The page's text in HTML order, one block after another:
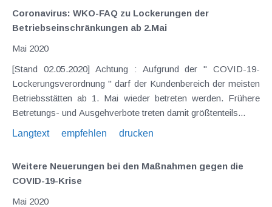
Coronavirus: WKO-FAQ zu Lockerungen der
Betriebseinschränkungen ab 2.Mai
Mai 2020
[Stand 02.05.2020] Achtung : Aufgrund der " COVID-19-
Lockerungsverordnung " darf der Kundenbereich der meisten
Betriebsstätten ab 1. Mai wieder betreten werden. Frühere
Betretungs- und Ausgehverbote treten damit größtenteils...
Langtext
empfehlen drucken
Weitere Neuerungen bei den Maßnahmen gegen die
COVID-19-Krise
Mai 2020